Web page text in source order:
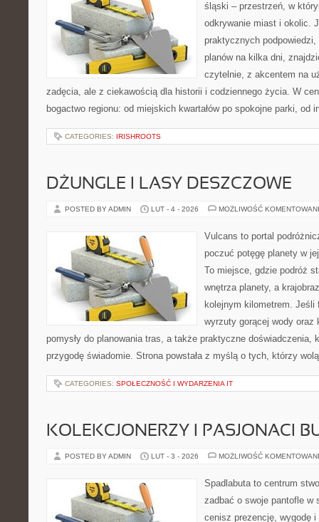
śląski – przestrzeń, w
odkrywanie miast i okolic.
praktycznych
planów na kilka dni,
czytelnie, z akcentem na
zadęcia, ale z ciekawością dla historii i codziennego życia. W
bogactwo regionu: od miejskich kwartałów po spokojne parki,
CATEGORIES: IRISHROOTS
DŻUNGLE I LASY DESZCZOWE
POSTED BY ADMIN LUT - 4 - 2026 MOŻLIWOŚĆ
Vulcans to portal
poczuć potęgę planety w
To miejsce, gdzie podróż
wnętrza planety, a
kolejnym kilometrem. Jeśli
wyrzuty gorącej wody oraz
pomysły do planowania tras, a także praktyczne doświadczenia,
przygodę świadomie. Strona powstała z myślą o tych, którzy
CATEGORIES: SPOŁECZNOŚĆ I WYDARZENIA IT
KOLEKCJONERZY I PASJONACI
POSTED BY ADMIN LUT - 3 - 2026 MOŻLIWOŚĆ
Spadlabuta to centrum
zadbać o swoje pantofle w
cenisz prezencję, wygodę